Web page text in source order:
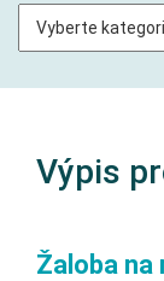
Výpis
Žaloba na